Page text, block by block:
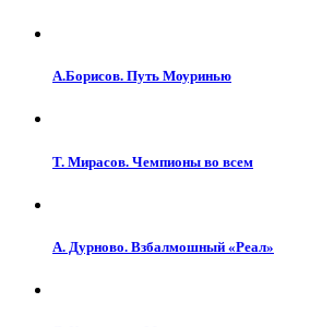
А.Борисов. Путь Моуринью
Т. Мирасов. Чемпионы во всем
А. Дурново. Взбалмошный «Реал»